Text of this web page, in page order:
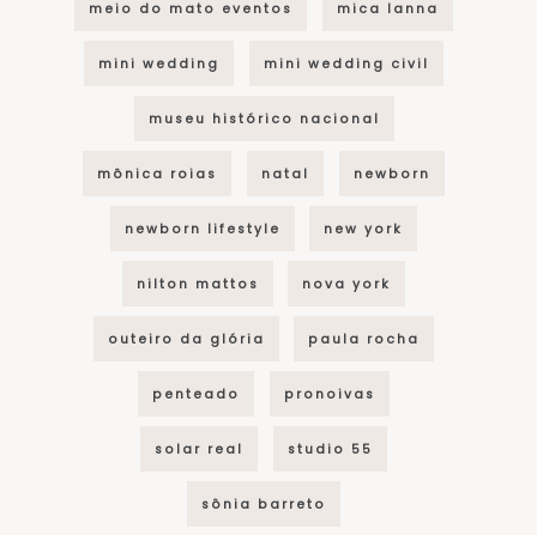
meio do mato eventos mica lanna
mini wedding mini wedding civil
museu histórico nacional
mônica roias natal newborn
newborn lifestyle new york
nilton mattos nova york
outeiro da glória paula rocha
penteado pronoivas
solar real studio 55
sônia barreto